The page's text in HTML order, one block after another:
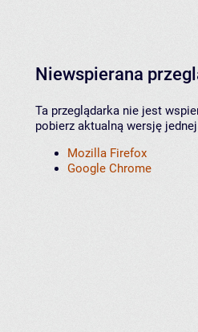
Niewspierana
Ta przeglądarka nie jest
pobierz aktualną wersję
Mozilla Firefox
Google Chrome